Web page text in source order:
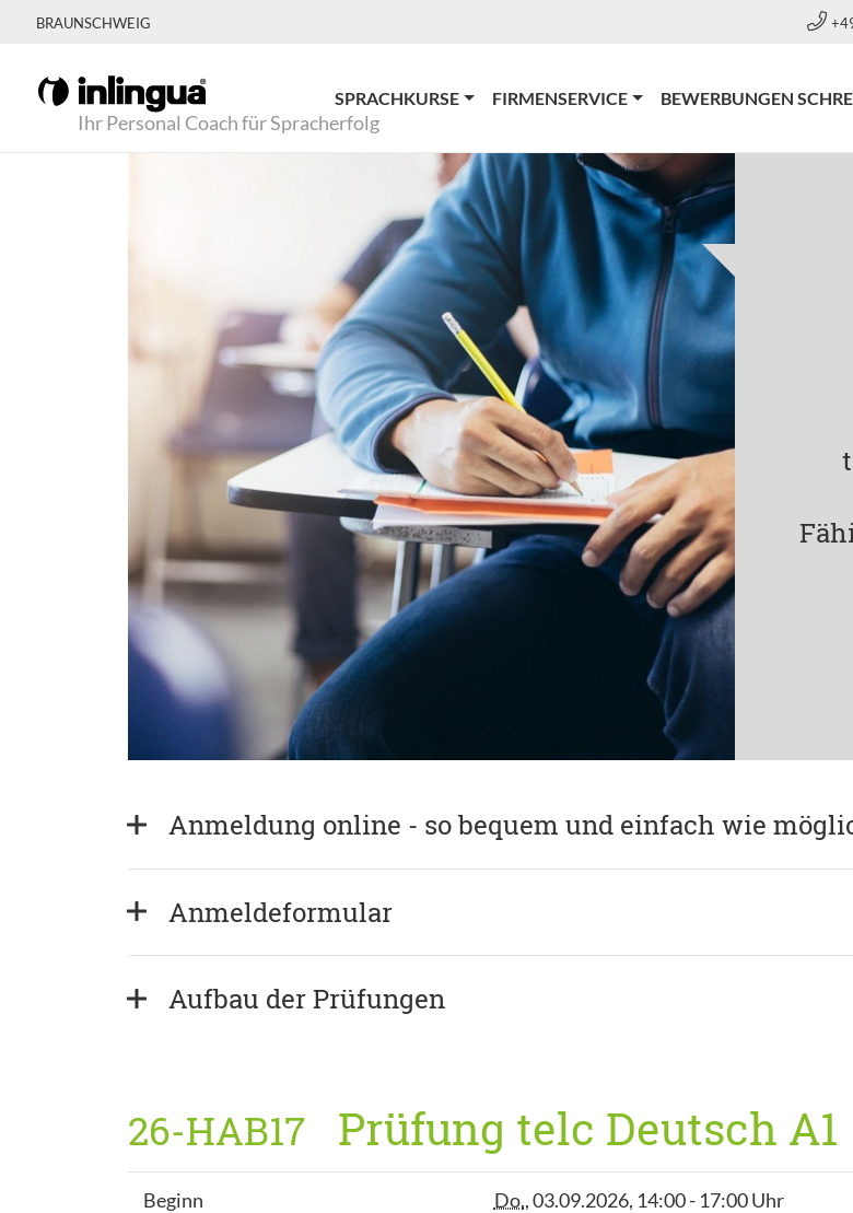
BRAUNSCHWEIG
Ihr Personal Coach für Spracherfolg
SPRACHKURSE FIRMENSERVICE BEWERBUNGEN
Anmeldung online - so bequem und einfach wie
Anmeldeformular
Aufbau der Prüfungen
26-HAB17 Prüfung telc Deutsch A1
Beginn Do., 03.09.2026, 14:00 - 17:00 Uhr